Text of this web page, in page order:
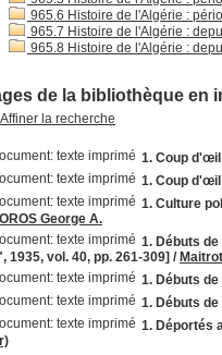
965.6 Histoire de l'Algérie :
965.7 Histoire de l'Algérie :
965.8 Histoire de l'Algérie :
de la bibliothèque en
Affiner la recherche
1. Coup
1. Coup
1. Culture
George A.
1. Débuts
1935, vol. 40, pp. 261-309] /
1. Débuts
1. Débuts
1. Déportés